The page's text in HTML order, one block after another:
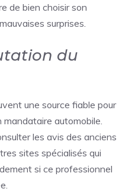
de bien choisir son
surprises.
du
une source fiable pour
automobile.
les avis des anciens
sites spécialisés qui
si ce professionnel